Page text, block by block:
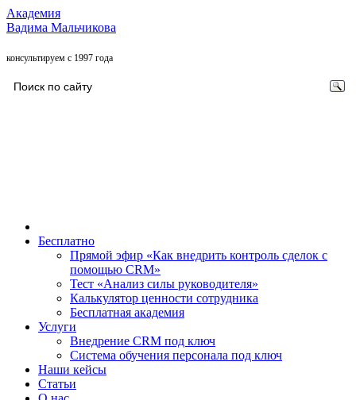
Академия
Вадима Мальчикова
консультируем с 1997 года
Бесплатно
Прямой эфир «Как внедрить контроль сделок с
помощью CRM»
Тест «Анализ силы руководителя»
Калькулятор ценности сотрудника
Бесплатная академия
Услуги
Внедрение CRM под ключ
Система обучения персонала под ключ
Наши кейсы
Статьи